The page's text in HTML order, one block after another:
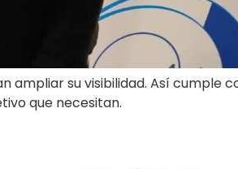
su visibilidad. Así cumple
que necesitan.